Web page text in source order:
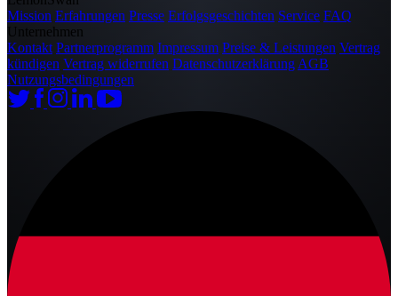
Mission Erfahrungen Presse Erfolgsgeschichten Service FAQ
Unternehmen
Kontakt Partnerprogramm Impressum Preise & Leistungen Vertrag
kündigen Vertrag widerrufen Datenschutzerklärung AGB
Nutzungsbedingungen